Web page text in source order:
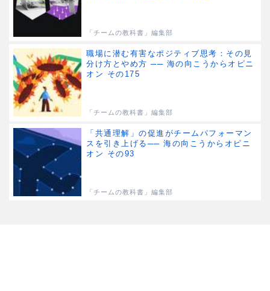
「チームの教科書」編集部
職場に潜む有害なポジティブ思考：その見
分け方とやめ方 ── 海の向こうからオピニ
オン その175
「チームの教科書」編集部
「共通理解」の促進がチームパフォーマン
スを引き上げる── 海の向こうからオピニ
オン その93
「チームの教科書」編集部